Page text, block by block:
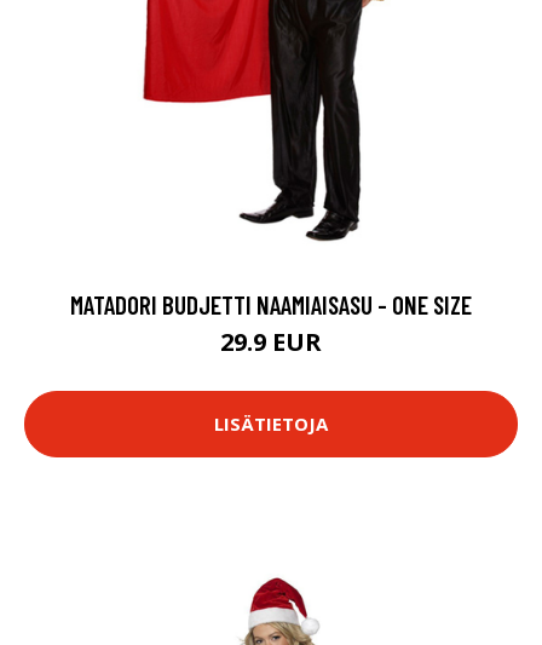
MATADORI BUDJETTI NAAMIAISASU - ONE SIZE
29.9 EUR
LISÄTIETOJA